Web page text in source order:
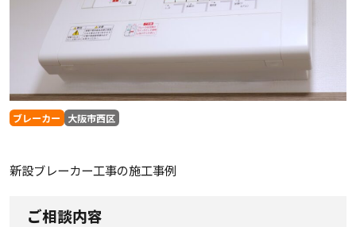
ブレーカー 大阪市西区
新設ブレーカー工事の施工事例
ご相談内容